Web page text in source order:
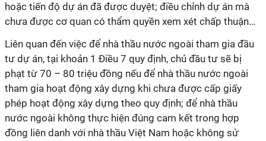
hoặc tiến độ dự án đã được duyệt; điều chỉnh dự án mà
chưa được cơ quan có thẩm quyền xem xét chấp thuận…
Liên quan đến việc để nhà thầu nước ngoài tham gia đầu
tư dự án, tại khoản 1 Điều 7 quy định, chủ đầu tư sẽ bị
phạt từ 70 – 80 triệu đồng nếu để nhà thầu nước ngoài
tham gia hoạt động xây dựng khi chưa được cấp giấy
phép hoạt động xây dựng theo quy định; để nhà thầu
nước ngoài không thực hiện đúng cam kết trong hợp
đồng liên danh với nhà thầu Việt Nam hoặc không sử